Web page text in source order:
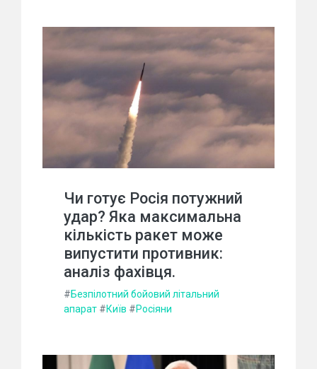
Чи готує Росія потужний
удар? Яка максимальна
кількість ракет може
випустити противник:
аналіз фахівця.
#Безпілотний бойовий літальний
апарат #Київ #Росіяни